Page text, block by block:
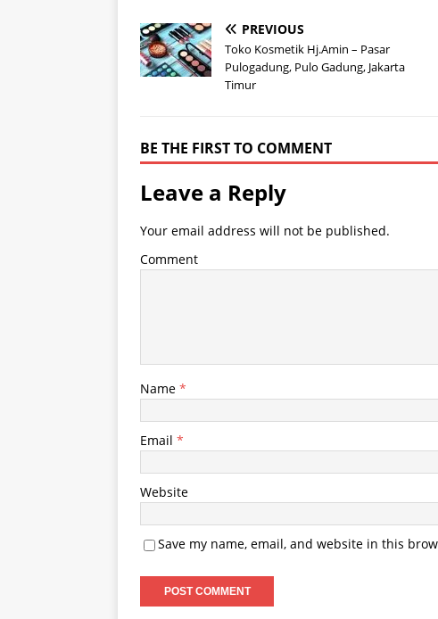
PREVIOUS
Toko Kosmetik Hj.Amin – Pasar
Pulogadung, Pulo Gadung, Jakarta
Timur
BE THE FIRST TO COMMENT
Leave a Reply
Your email address will not be published.
Comment
Name *
Email *
Website
Save my name, email, and website in this